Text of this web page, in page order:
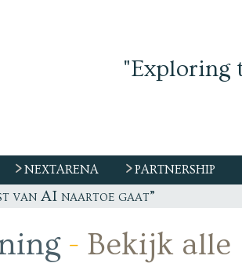
"Exploring
NEXTARENA PARTNERSHIP
van AI naartoe gaat”
- Bekijk alle